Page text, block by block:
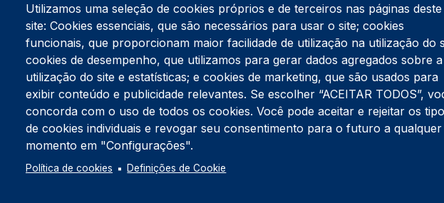
Apartado 42
Rua Gil Eanes 31
3834-908 Gafanha da Nazaré
Estúdios
Rua Prior Guerra
Edifício do Centro Cultural da Gafanha da Nazaré
3830-556 Gafanha da Nazaré
País
Pub
Utilizamos uma seleção de cookies próprios e de terceiros nas páginas deste
site: Cookies essenciais, que são necessários para usar o site; cookies
funcionais, que proporcionam maior facilidade de utilização na utilização do
cookies de desempenho, que utilizamos para gerar dados agregados sobre a
utilização do site e estatísticas; e cookies de marketing, que são usados para
exibir conteúdo e publicidade relevantes. Se escolher “ACEITAR TODOS”,
concorda com o uso de todos os cookies. Você pode aceitar e rejeitar os
de cookies individuais e revogar seu consentimento para o futuro a qualquer
momento em "Configurações".
Política de cookies Definições de Cookie